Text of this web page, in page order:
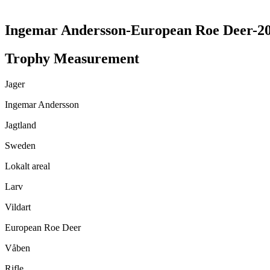
Ingemar Andersson-European Roe Deer-
Trophy Measurement
Jager
Ingemar Andersson
Jagtland
Sweden
Lokalt areal
Larv
Vildart
European Roe Deer
Våben